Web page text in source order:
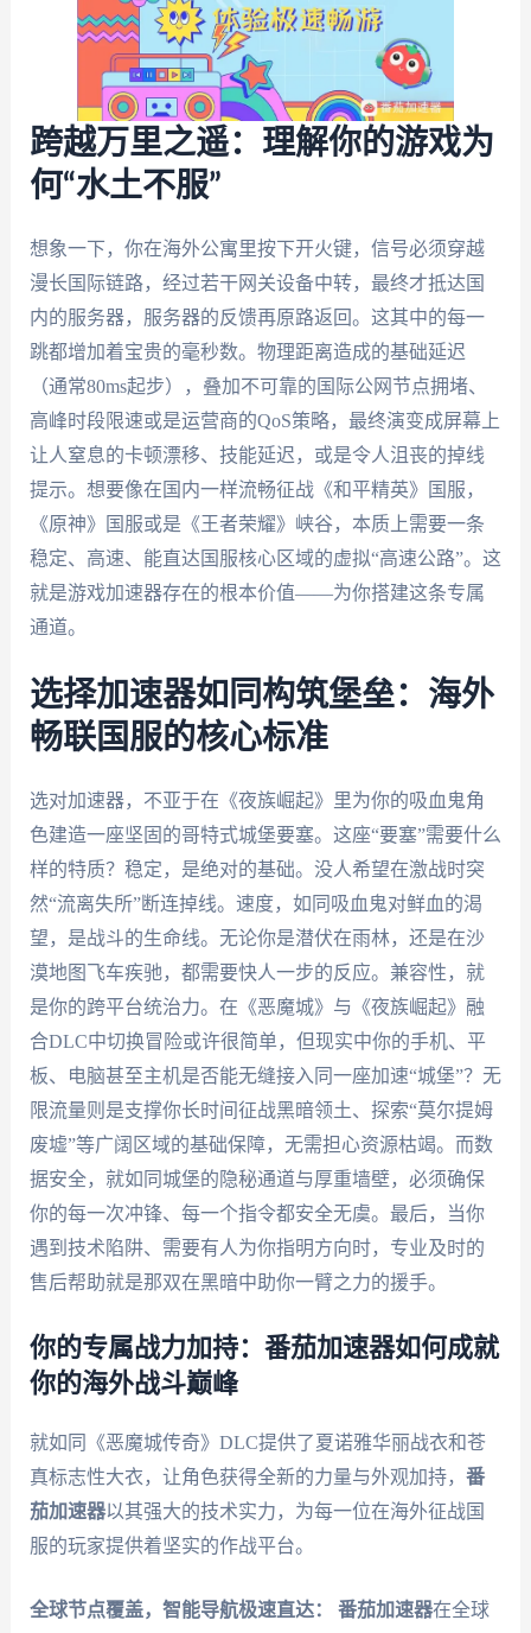
跨越万里之遥：理解你的游戏为
何“水土不服”
想象一下，你在海外公寓里按下开火键，信号必须穿越
漫长国际链路，经过若干网关设备中转，最终才抵达国
内的服务器，服务器的反馈再原路返回。这其中的每一
跳都增加着宝贵的毫秒数。物理距离造成的基础延迟
（通常80ms起步），叠加不可靠的国际公网节点拥堵、
高峰时段限速或是运营商的QoS策略，最终演变成屏幕上
让人窒息的卡顿漂移、技能延迟，或是令人沮丧的掉线
提示。想要像在国内一样流畅征战《和平精英》国服，
《原神》国服或是《王者荣耀》峡谷，本质上需要一条
稳定、高速、能直达国服核心区域的虚拟“高速公路”。这
就是游戏加速器存在的根本价值——为你搭建这条专属
通道。
选择加速器如同构筑堡垒：海外
畅联国服的核心标准
选对加速器，不亚于在《夜族崛起》里为你的吸血鬼角
色建造一座坚固的哥特式城堡要塞。这座“要塞”需要什么
样的特质？稳定，是绝对的基础。没人希望在激战时突
然“流离失所”断连掉线。速度，如同吸血鬼对鲜血的渴
望，是战斗的生命线。无论你是潜伏在雨林，还是在沙
漠地图飞车疾驰，都需要快人一步的反应。兼容性，就
是你的跨平台统治力。在《恶魔城》与《夜族崛起》融
合DLC中切换冒险或许很简单，但现实中你的手机、平
板、电脑甚至主机是否能无缝接入同一座加速“城堡”？无
限流量则是支撑你长时间征战黑暗领土、探索“莫尔提姆
废墟”等广阔区域的基础保障，无需担心资源枯竭。而数
据安全，就如同城堡的隐秘通道与厚重墙壁，必须确保
你的每一次冲锋、每一个指令都安全无虞。最后，当你
遇到技术陷阱、需要有人为你指明方向时，专业及时的
售后帮助就是那双在黑暗中助你一臂之力的援手。
你的专属战力加持：番茄加速器如何成就
你的海外战斗巅峰
就如同《恶魔城传奇》DLC提供了夏诺雅华丽战衣和苍
真标志性大衣，让角色获得全新的力量与外观加持， 番
茄加速器以其强大的技术实力，为每一位在海外征战国
服的玩家提供着坚实的作战平台。
全球节点覆盖，智能导航极速直达： 番茄加速器在全球